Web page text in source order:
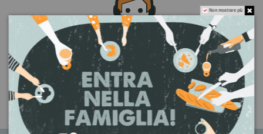
ASSISTENZA CLIENTI
Contattaci a info@bottegha.it oppure via
WhatsApp al
+39 392 0221572
Non mostrare più